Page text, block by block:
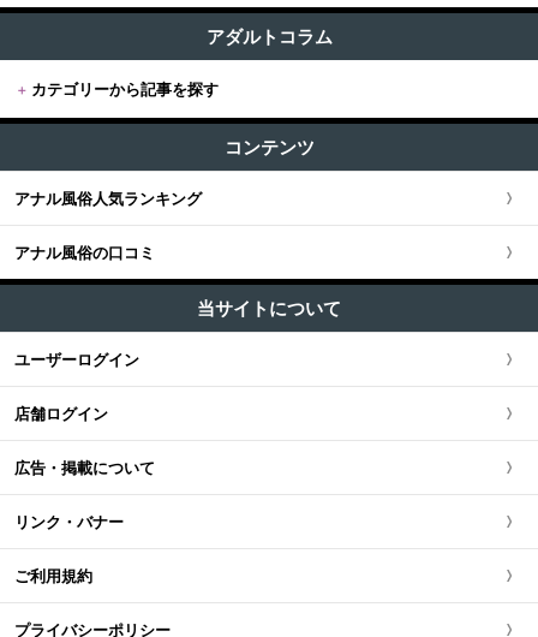
東京全域
新宿・歌舞伎町・新大久保・高田馬場
池袋・大塚・巣鴨
五反田・品川・高輪・蒲田
新橋・汐留・銀座・六本木・赤坂
上野・鶯谷・神田・秋葉原
錦糸町・葛西・葛飾
立川・八王子・町田
関東版TOP
埼玉県
神奈川県
茨城県
栃木県
群馬県
+関西
関西全域
大阪府
兵庫県
滋賀県
奈良県
和歌山県
東海・北陸・甲信越版TOP
東海・北陸・甲信越全域
静岡県
新潟県
岐阜県
三重県
山梨県
中国・四国版TOP
中国・四国全域
広島県
岡山県
鳥取県
島根県
+九州・沖縄
九州・沖縄版TOP
九州・沖縄全域
福岡県
熊本県
佐賀県
マニアプレイ・フェチプレイ (49)
アダルトコラム
+ カテゴリーから記事を探す
コンテンツ
アナル風俗人気ランキング
アナル風俗の口コミ
当サイトについて
ユーザーログイン
店舗ログイン
広告・掲載について
リンク・バナー
ご利用規約
プライバシーポリシー